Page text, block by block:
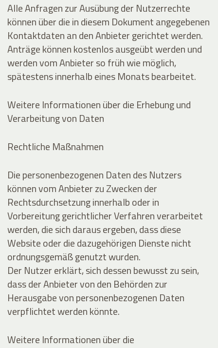
Alle Anfragen zur Ausübung der Nutzerrechte
können über die in diesem Dokument angegebenen
Kontaktdaten an den Anbieter gerichtet werden.
Anträge können kostenlos ausgeübt werden und
werden vom Anbieter so früh wie möglich,
spätestens innerhalb eines Monats bearbeitet.
Weitere Informationen über die Erhebung und
Verarbeitung von Daten
Rechtliche Maßnahmen
Die personenbezogenen Daten des Nutzers
können vom Anbieter zu Zwecken der
Rechtsdurchsetzung innerhalb oder in
Vorbereitung gerichtlicher Verfahren verarbeitet
werden, die sich daraus ergeben, dass diese
Website oder die dazugehörigen Dienste nicht
ordnungsgemäß genutzt wurden.
Der Nutzer erklärt, sich dessen bewusst zu sein,
dass der Anbieter von den Behörden zur
Herausgabe von personenbezogenen Daten
verpflichtet werden könnte.
Weitere Informationen über die